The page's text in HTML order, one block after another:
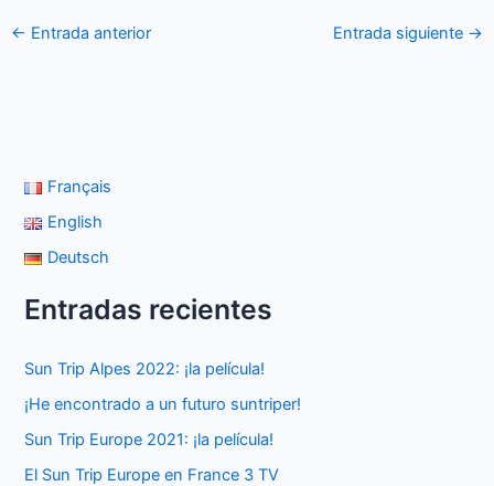
← Entrada anterior Entrada siguiente →
Français
English
Deutsch
Entradas recientes
Sun Trip Alpes 2022: ¡la película!
¡He encontrado a un futuro suntriper!
Sun Trip Europe 2021: ¡la película!
El Sun Trip Europe en France 3 TV